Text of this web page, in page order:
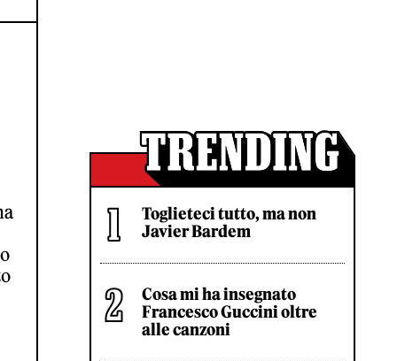
Toglieteci tutto, ma non
Javier Bardem
Cosa mi ha insegnato
Francesco Guccini oltre
alle canzoni